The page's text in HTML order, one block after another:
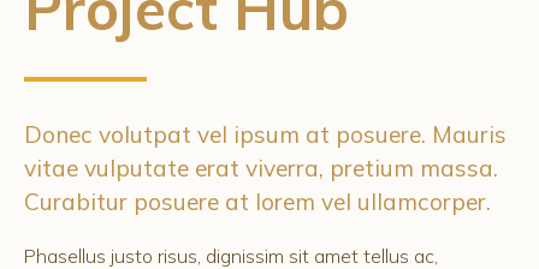
Donec volutpat vel ipsum at posuere. Mauris
vitae vulputate erat viverra, pretium massa.
Curabitur posuere at lorem vel ullamcorper.
Phasellus justo risus, dignissim sit amet tellus ac,